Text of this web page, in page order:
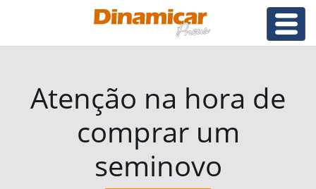
Atenção na hora de
comprar um
seminovo